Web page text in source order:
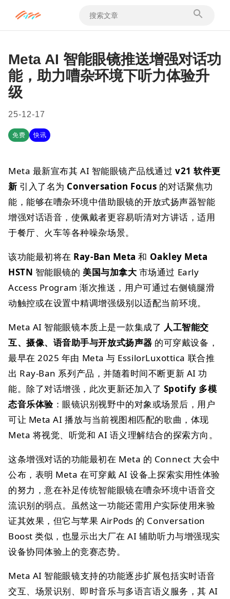
Meta AI 智能眼镜推送增强对话功
能，助力嘈杂环境下听力体验升
级
25-12-17
免费 快讯
Meta 最新宣布其 AI 智能眼镜产品线通过v21 软件更
新 引入了名为 Conversation Focus 的对话聚焦功
能，能够在嘈杂环境中借助眼镜的开放式扬声器智能
增强对话语音，使佩戴者更容易听清对方讲话，适用
于餐厅、火车等各种噪杂场景。
该功能最初将在 Ray-Ban Meta 和 Oakley Meta
HSTN 智能眼镜的 美国与加拿大 市场通过 Early
Access Program 渐次推送，用户可通过右侧镜腿滑
动触控或在设置中精调增强级别以适配当前环境。
Meta AI 智能眼镜本质上是一款集成了 人工智能交
互、摄像、语音助手与开放式扬声器 的可穿戴设备，
最早在 2025 年由 Meta 与 EssilorLuxottica 联合推
出 Ray-Ban 系列产品，并随着时间不断更新 AI 功
能。除了对话增强，此次更新还加入了 Spotify 多模
态音乐体验：眼镜识别视野中的对象或场景后，用户
可让 Meta AI 播放与当前视图相匹配的歌曲，体现
Meta 将视觉、听觉和 AI 语义理解结合的探索方向。
这条增强对话的功能最初在 Meta 的 Connect 大会中
公布，表明 Meta 在可穿戴 AI 设备上探索实用性体验
的努力，意在补足传统智能眼镜在嘈杂环境中语音交
流识别的弱点。虽然这一功能还需用户实际使用来验
证其效果，但它与苹果 AirPods 的 Conversation
Boost 类似，也显示出大厂在 AI 辅助听力与增强现实
设备协同体验上的竞赛态势。
Meta AI 智能眼镜支持的功能逐步扩展包括实时语音
交互、场景识别、即时音乐与多语言语义服务，其 AI